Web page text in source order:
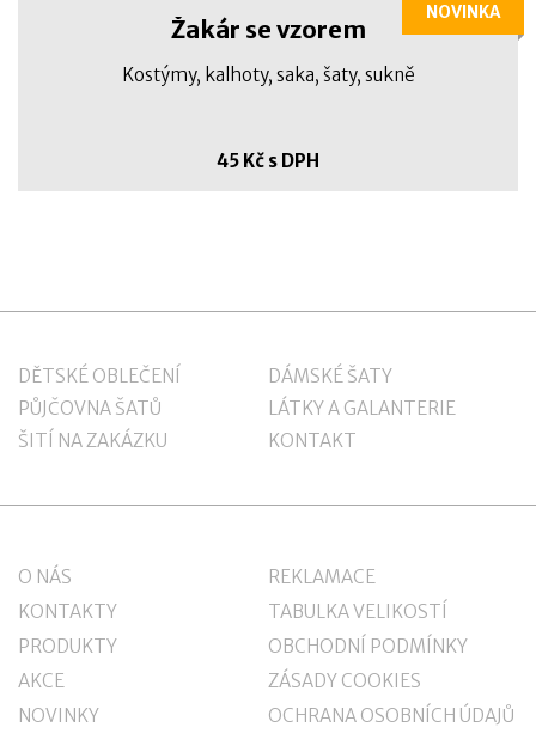
Žakár se vzorem
Kostýmy, kalhoty, saka, šaty, sukně
45 Kč s DPH
NOVINKA
DĚTSKÉ OBLEČENÍ
DÁMSKÉ ŠATY
PŮJČOVNA ŠATŮ
LÁTKY A GALANTERIE
ŠITÍ NA ZAKÁZKU
KONTAKT
O NÁS
KONTAKTY
PRODUKTY
AKCE
NOVINKY
REKLAMACE
TABULKA VELIKOSTÍ
OBCHODNÍ PODMÍNKY
ZÁSADY COOKIES
OCHRANA OSOBNÍCH ÚDAJŮ